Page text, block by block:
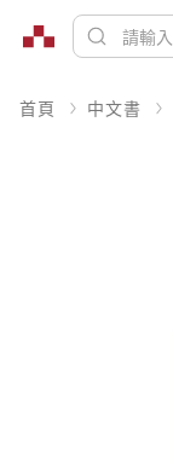
首頁 中文書